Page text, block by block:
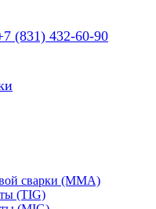
(831) 432-60-90
сварки (MMA)
(TIG)